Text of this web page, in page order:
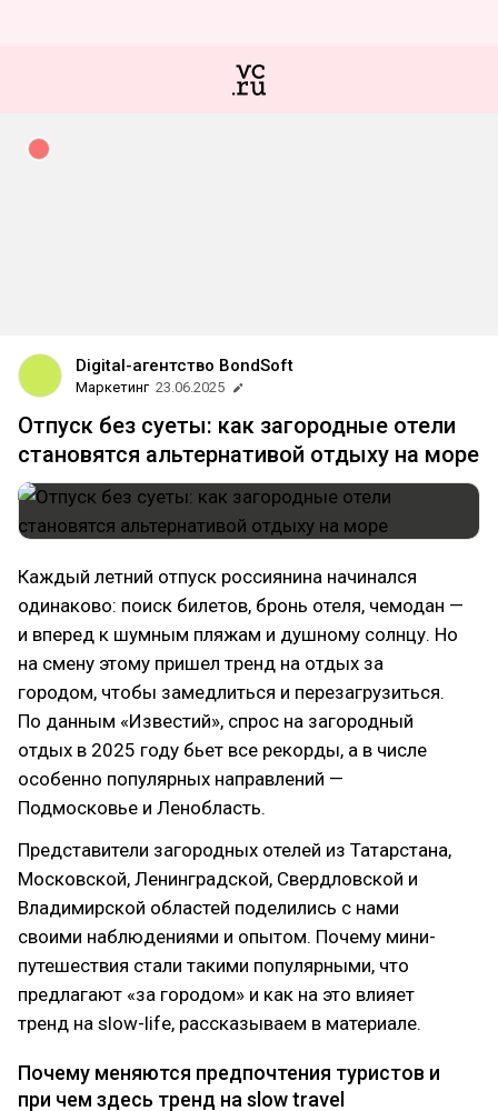
Digital-агентство BondSoft
Маркетинг 23.06.2025
Отпуск без суеты: как загородные отели
становятся альтернативой отдыху на море
Каждый летний отпуск россиянина начинался
одинаково: поиск билетов, бронь отеля, чемодан —
и вперед к шумным пляжам и душному солнцу. Но
на смену этому пришел тренд на отдых за
городом, чтобы замедлиться и перезагрузиться.
По данным «Известий», спрос на загородный
отдых в 2025 году бьет все рекорды, а в числе
особенно популярных направлений —
Подмосковье и Ленобласть.
Представители загородных отелей из Татарстана,
Московской, Ленинградской, Свердловской и
Владимирской областей поделились с нами
своими наблюдениями и опытом. Почему мини-
путешествия стали такими популярными, что
предлагают «за городом» и как на это влияет
тренд на slow-life, рассказываем в материале.
Почему меняются предпочтения туристов и
при чем здесь тренд на slow travel